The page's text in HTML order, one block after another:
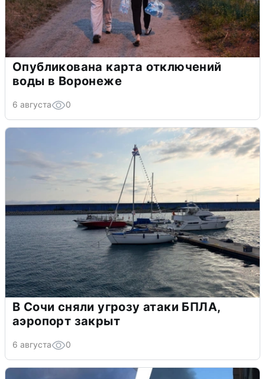
Опубликована карта отключений
воды в Воронеже
6 августа 0
В Сочи сняли угрозу атаки БПЛА,
аэропорт закрыт
6 августа 0